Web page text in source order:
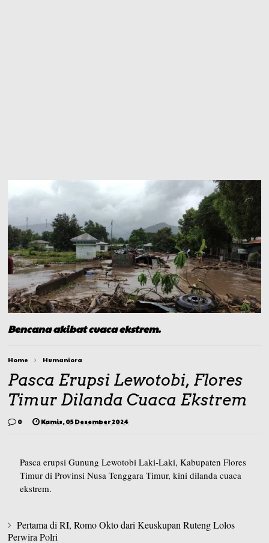
Bencana akibat cuaca ekstrem.
Home Humaniora
Pasca Erupsi Lewotobi, Flores
Timur Dilanda Cuaca Ekstrem
0 Kamis, 05 Desember 2024
Pasca erupsi Gunung Lewotobi Laki-Laki, Kabupaten Flores
Timur di Provinsi Nusa Tenggara Timur, kini dilanda cuaca
ekstrem.
Pertama di RI, Romo Okto dari Keuskupan Ruteng Lolos
Perwira Polri